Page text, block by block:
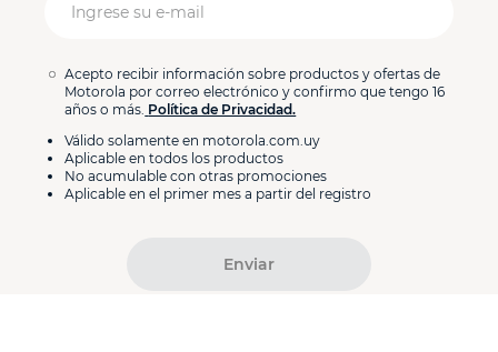
Enviar
Acepto recibir información sobre productos y ofertas de
Motorola por correo electrónico y confirmo que tengo 16
años o más. Política de Privacidad.
Válido solamente en motorola.com.uy
Aplicable en todos los productos
No acumulable con otras promociones
Aplicable en el primer mes a partir del registro